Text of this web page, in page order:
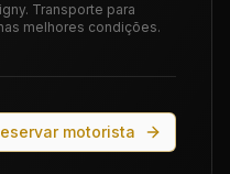
Transporte para
melhores condições.
motorista